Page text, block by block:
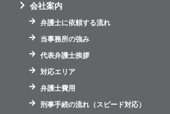
会社案内
弁護士に依頼する流れ
当事務所の強み
代表弁護士挨拶
対応エリア
弁護士費用
刑事手続の流れ（スピード対応）